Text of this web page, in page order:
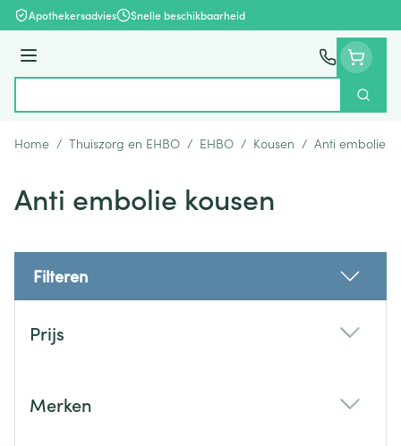
Ga naar de inhoud
Apothekersadvies Snelle beschikbaarheid
Menu
Zoek
Home / Thuiszorg en EHBO / EHBO / Kousen / Anti embolie
Anti embolie kousen
Filteren
Prijs
Merken